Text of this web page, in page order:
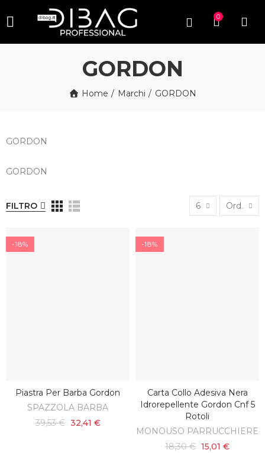
0
GORDON
Home Marchi GORDON
GORDON
GORDON
FILTRO 6 Ord.
-18%
AGGIUNGI AL CARRELLO
Piastra Per Barba Gordon
SPAZZOLA BARBA
39,53 € 32,41 €
-18%
AGGIUNGI AL CARRELLO
Carta Collo Adesiva Nera
Idrorepellente Gordon Cnf 5
Rotoli
MONOUSO PARRUCCHIERE
18,30 € 15,01 €